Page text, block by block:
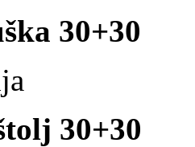
30+30
30+30